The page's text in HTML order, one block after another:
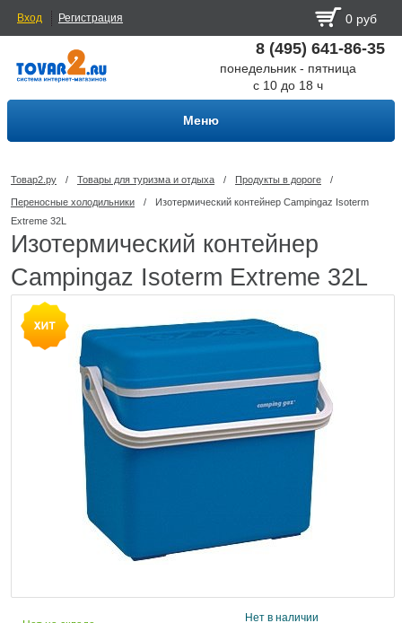
Вход Регистрация 0 руб
8 (495) 641-86-35
понедельник - пятница
с 10 до 18 ч
Меню
Товар2.ру / Товары для туризма и отдыха / Продукты в дороге /
Переносные холодильники /
Изотермический контейнер Campingaz Isoterm
Extreme 32L
Изотермический контейнер
Campingaz Isoterm Extreme 32L
Нет в наличии